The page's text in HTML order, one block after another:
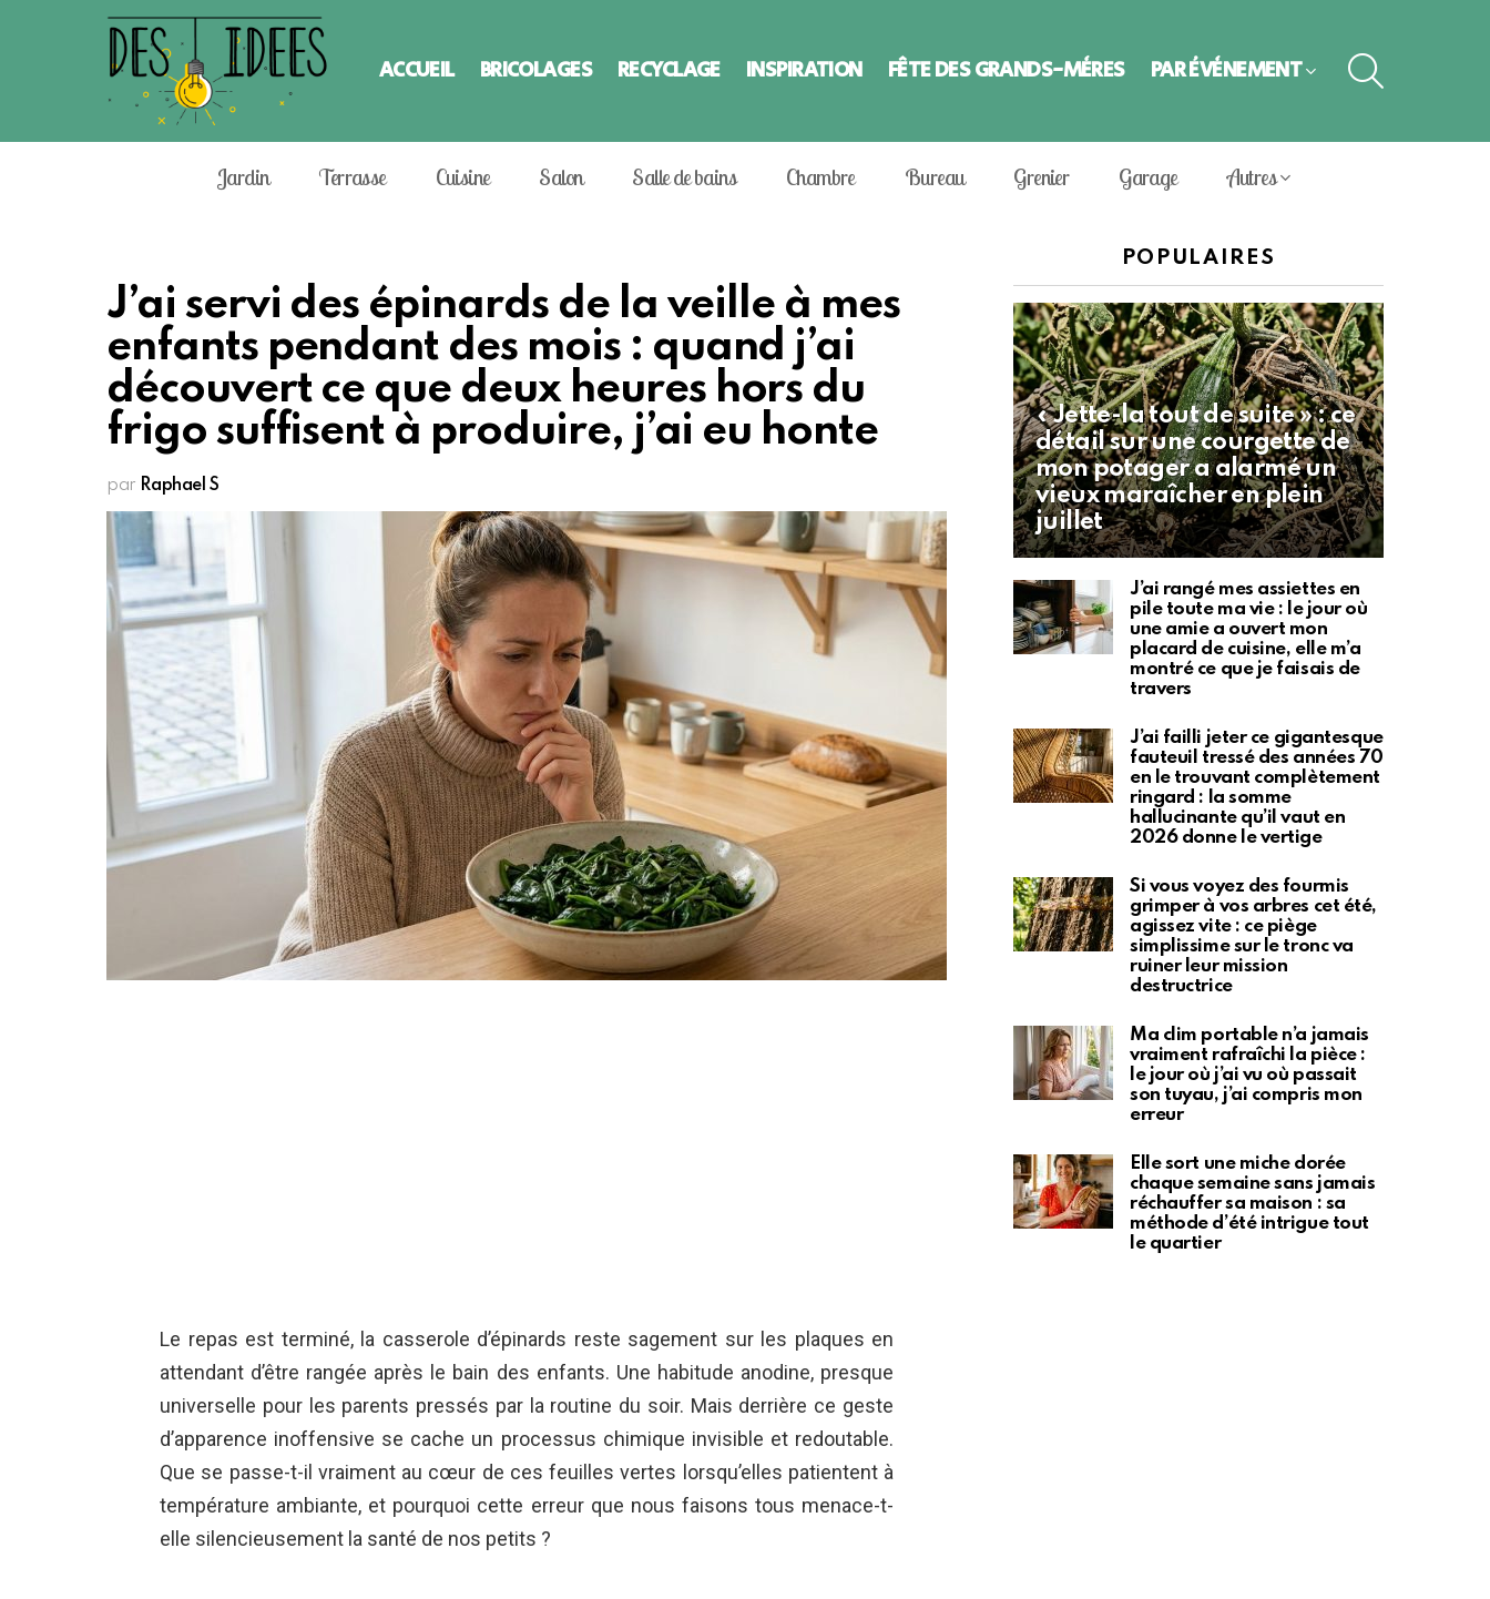
ACCUEIL BRICOLAGES RECYCLAGE INSPIRATION FÊTE DES GRANDS-MÈRES PAR ÉVÈNEMENT
Jardin Terrasse Cuisine Salon Salle de bains Chambre Bureau Grenier Garage Autres
J’ai servi des épinards de la veille à mes
enfants pendant des mois : quand j’ai
découvert ce que deux heures hors du
frigo suffisent à produire, j’ai eu honte
par Raphael S
Le repas est terminé, la casserole d’épinards reste sagement sur les plaques en
attendant d’être rangée après le bain des enfants. Une habitude anodine, presque
universelle pour les parents pressés par la routine du soir. Mais derrière ce geste
d’apparence inoffensive se cache un processus chimique invisible et redoutable.
Que se passe-t-il vraiment au cœur de ces feuilles vertes lorsqu’elles patientent à
température ambiante, et pourquoi cette erreur que nous faisons tous menace-t-
elle silencieusement la santé de nos petits ?
POPULAIRES
« Jette-la tout de suite » : ce
détail sur une courgette de
mon potager a alarmé un
vieux maraîcher en plein
juillet
J’ai rangé mes assiettes en
pile toute ma vie : le jour où
une amie a ouvert mon
placard de cuisine, elle m’a
montré ce que je faisais de
travers
J’ai failli jeter ce gigantesque
fauteuil tressé des années 70
en le trouvant complètement
ringard : la somme
hallucinante qu’il vaut en
2026 donne le vertige
Si vous voyez des fourmis
grimper à vos arbres cet été,
agissez vite : ce piège
simplissime sur le tronc va
ruiner leur mission
destructrice
Ma clim portable n’a jamais
vraiment rafraîchi la pièce :
le jour où j’ai vu où passait
son tuyau, j’ai compris mon
erreur
Elle sort une miche dorée
chaque semaine sans jamais
réchauffer sa maison : sa
méthode d’été intrigue tout
le quartier